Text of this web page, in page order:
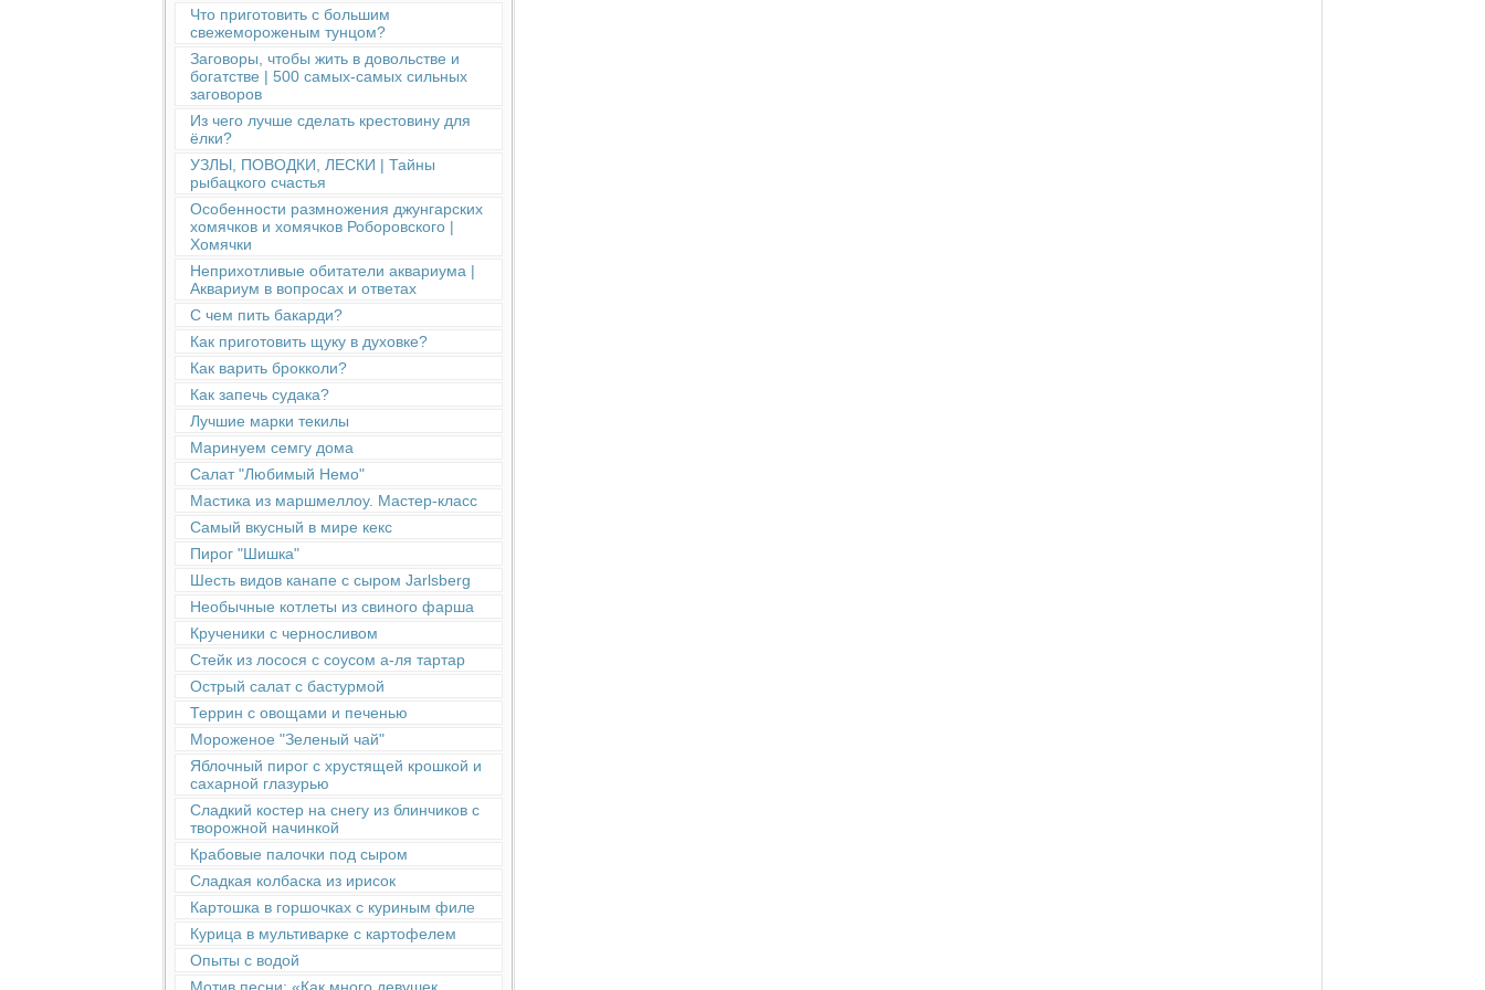
Что приготовить с большим
свежемороженым тунцом?
Заговоры, чтобы жить в довольстве и
богатстве | 500 самых-самых сильных
заговоров
Из чего лучше сделать крестовину для
ёлки?
УЗЛЫ, ПОВОДКИ, ЛЕСКИ | Тайны
рыбацкого счастья
Особенности размножения джунгарских
хомячков и хомячков Роборовского |
Хомячки
Неприхотливые обитатели аквариума |
Аквариум в вопросах и ответах
С чем пить бакарди?
Как приготовить щуку в духовке?
Как варить брокколи?
Как запечь судака?
Лучшие марки текилы
Маринуем семгу дома
Салат "Любимый Немо"
Мастика из маршмеллоу. Мастер-класс
Самый вкусный в мире кекс
Пирог "Шишка"
Шесть видов канапе с сыром Jarlsberg
Необычные котлеты из свиного фарша
Крученики с черносливом
Стейк из лосося с соусом а-ля тартар
Острый салат с бастурмой
Террин с овощами и печенью
Мороженое "Зеленый чай"
Яблочный пирог с хрустящей крошкой и
сахарной глазурью
Сладкий костер на снегу из блинчиков с
творожной начинкой
Крабовые палочки под сыром
Сладкая колбаска из ирисок
Картошка в горшочках с куриным филе
Курица в мультиварке с картофелем
Опыты с водой